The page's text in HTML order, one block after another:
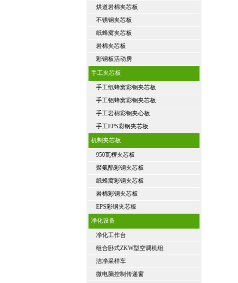
烘道岩棉夹芯板
不锈钢夹芯板
纸蜂窝夹芯板
岩棉夹芯板
彩钢板活动房
手工夹芯板
手工纸蜂窝彩钢夹芯板
手工铝蜂窝彩钢夹芯板
手工岩棉彩钢夹心板
手工EPS彩钢夹芯板
机制夹芯板
950瓦楞夹芯板
聚氨醋彩钢夹芯板
纸蜂窝彩钢夹芯板
岩棉彩钢夹芯板
EPS彩钢夹芯板
净化设备
净化工作台
组合卧式ZKW型空调机组
洁净采样车
微电脑控制传递窗